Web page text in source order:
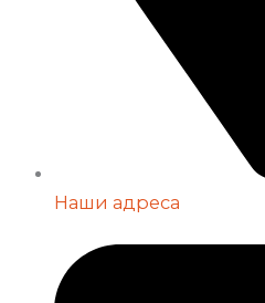
Наши адреса